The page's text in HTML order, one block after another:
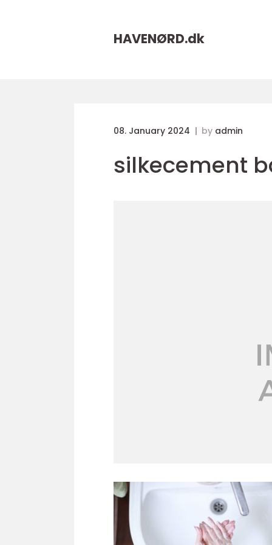
HAVENØRD.dk
08. January 2024 by admin
silkecement